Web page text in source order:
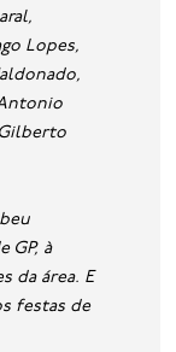
Lopes,
GP, à
da área. E
festas de